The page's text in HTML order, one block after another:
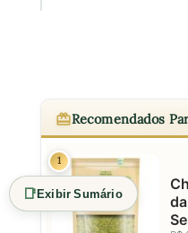
Recomendados
1
📑Exibir Sumário